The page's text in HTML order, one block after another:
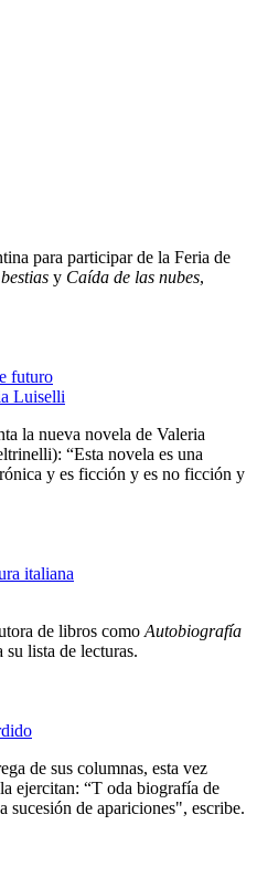
para participar de la Feria de
y Caída de las nubes,
futuro
Luiselli
la nueva novela de Valeria
“Esta novela es una
y es ficción y es no ficción y
italiana
de libros como Autobiografía
lista de lecturas.
de sus columnas, esta vez
ejercitan: “T oda biografía de
sucesión de apariciones", escribe.